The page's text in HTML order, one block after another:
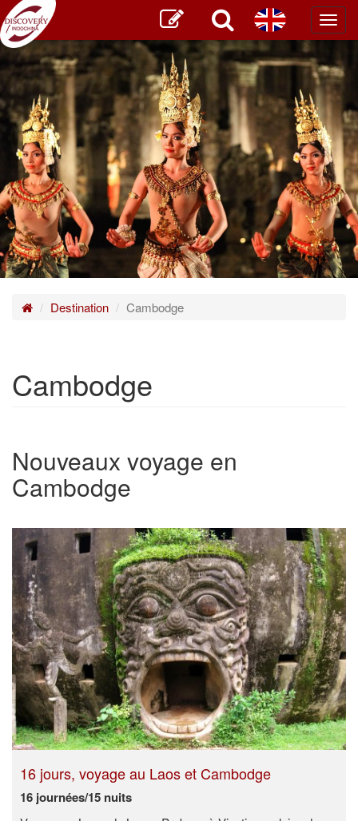
Destination Cambodge
Cambodge
Nouveaux voyage en
Cambodge
16 jours, voyage au Laos et Cambodge
16 journées/15 nuits